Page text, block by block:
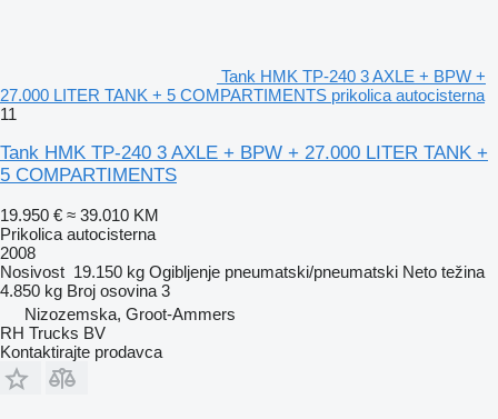
Tank HMK TP-240 3 AXLE + BPW +
27.000 LITER TANK + 5 COMPARTIMENTS prikolica autocisterna
11
Tank HMK TP-240 3 AXLE + BPW + 27.000 LITER TANK +
5 COMPARTIMENTS
19.950 € ≈ 39.010 KM
Prikolica autocisterna
2008
Nosivost 19.150 kg Ogibljenje pneumatski/pneumatski Neto težina
4.850 kg Broj osovina 3
Nizozemska, Groot-Ammers
RH Trucks BV
Kontaktirajte prodavca